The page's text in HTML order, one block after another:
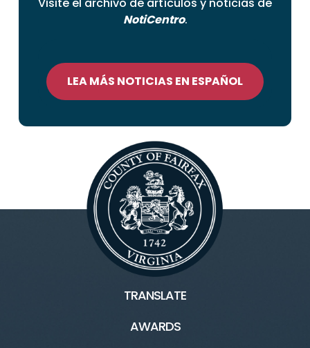
NotiCentro.
LEA MÁS NOTICIAS EN ESPAÑOL
TRANSLATE
AWARDS